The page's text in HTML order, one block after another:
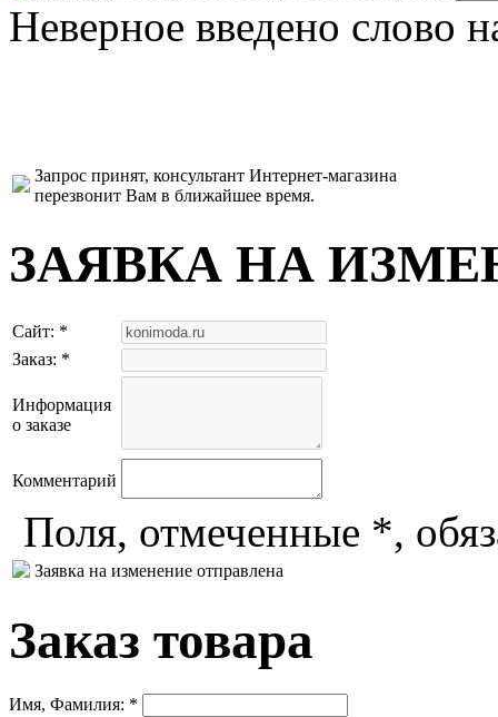
Неверное введено слово
Запрос принят, консультант Интернет-магазина
перезвонит Вам в ближайшее время.
ЗАЯВКА НА
Сайт: *
Заказ: *
Информация
о заказе
Комментарий
Поля, отмеченные *,
Заявка на изменение отправлена
Заказ товара
Имя, Фамилия: *